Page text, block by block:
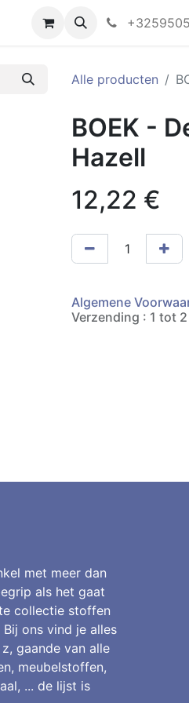
Alle producten
BOEK -
Hazell
12,22 €
Algemene
Verzending : 1 tot
met meer dan
als het gaat
collectie stoffen
ons vind je alles
gaande van alle
meubelstoffen,
... de lijst is